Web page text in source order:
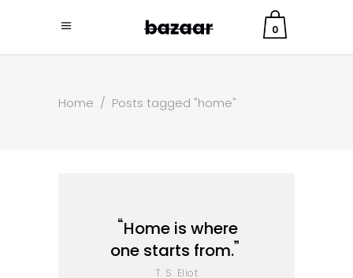
0
Home / Posts tagged "home"
Home is where
one starts from.
T. S. Eliot